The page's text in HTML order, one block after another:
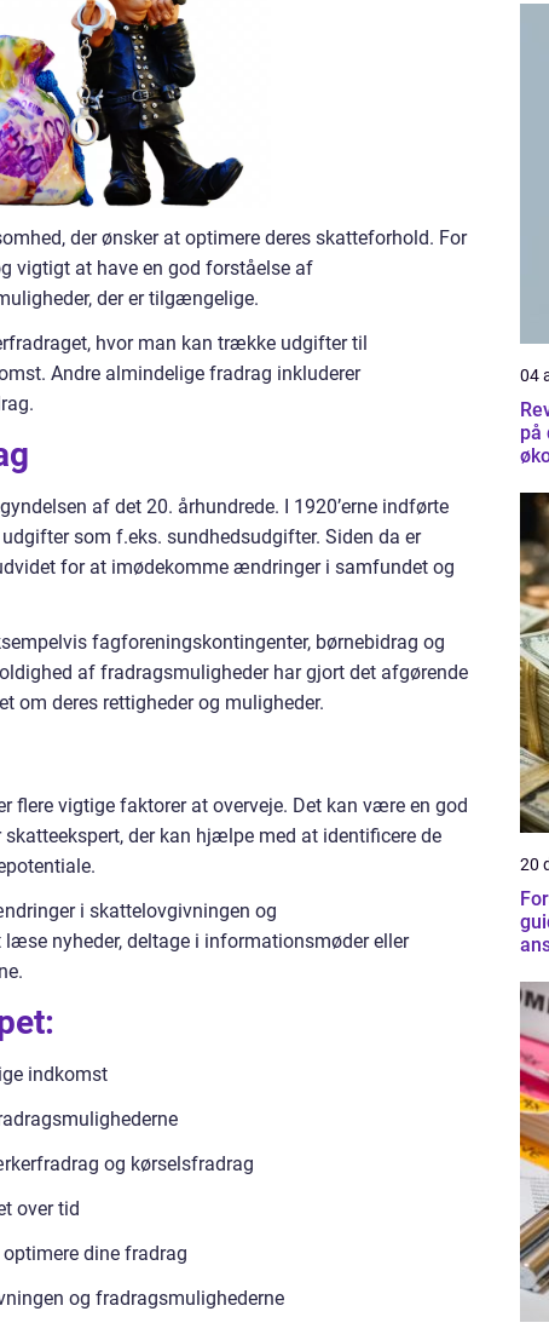
der ønsker at optimere deres skatteforhold. For
vigtigt at have en god forståelse af
der er tilgængelige.
hvor man kan trække udgifter til
Andre almindelige fradrag inkluderer
af det 20. århundrede. I 1920’erne indførte
som f.eks. sundhedsudgifter. Siden da er
for at imødekomme ændringer i samfundet og
fagforeningskontingenter, børnebidrag og
af fradragsmuligheder har gjort det afgørende
om deres rettigheder og muligheder.
flere vigtige faktorer at overveje. Det kan være en god
der kan hjælpe med at identificere de
i skattelovgivningen og
nyheder, deltage i informationsmøder eller
indkomst
og kørselsfradrag
over tid
dine fradrag
og fradragsmulighederne
04
på
20